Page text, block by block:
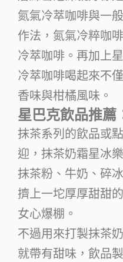
氮氣冷萃咖啡與一
作法，氮氣冷粹咖
冷萃咖啡。再加上
冷萃咖啡喝起來不
香味與柑橘風味。
星巴克飲品推薦
抹茶系列的飲品或
迎，抹茶奶霜星冰
抹茶粉、牛奶、碎
擠上一坨厚厚甜甜
女心爆棚。
不過用來打製抹茶
就帶有甜味，飲品